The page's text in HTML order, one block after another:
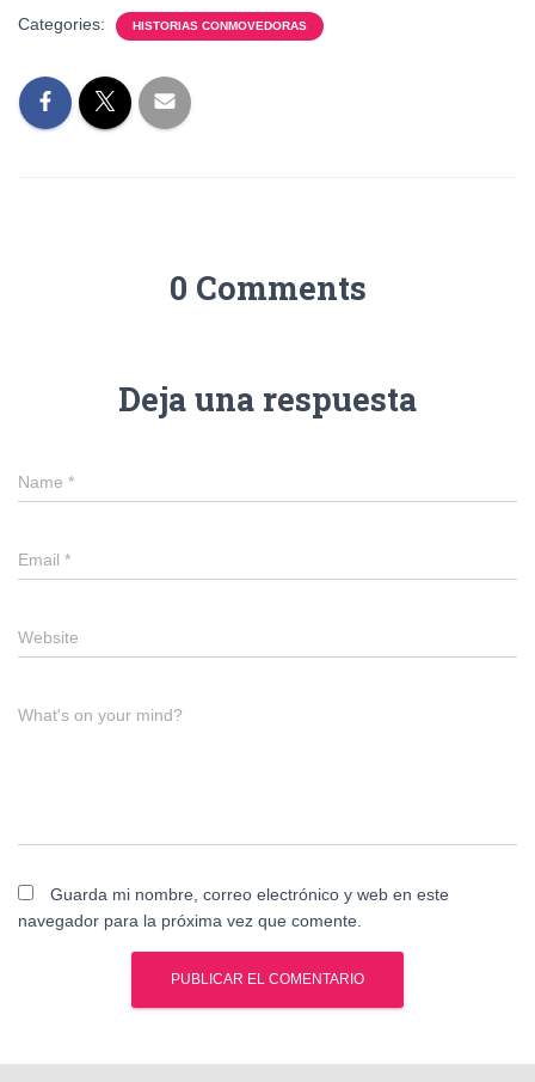
Categories: HISTORIAS CONMOVEDORAS
0 Comments
Deja una respuesta
Name *
Email *
Website
What's on your mind?
Guarda mi nombre, correo electrónico y web en este
navegador para la próxima vez que comente.